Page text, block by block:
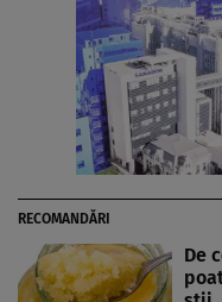
RECOMANDĂRI
De